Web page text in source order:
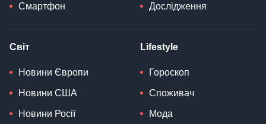
Смартфон Дослідження
Світ
Новини Європи
Новини США
Новини Росії
Lifestyle
Гороскоп
Споживач
Мода